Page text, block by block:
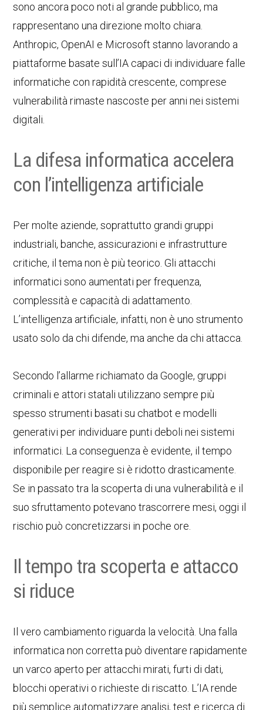
sono ancora poco noti al grande pubblico, ma
rappresentano una direzione molto chiara.
Anthropic, OpenAI e Microsoft stanno lavorando a
piattaforme basate sull’IA capaci di individuare falle
informatiche con rapidità crescente, comprese
vulnerabilità rimaste nascoste per anni nei sistemi
digitali.
La difesa informatica accelera
con l’intelligenza artificiale
Per molte aziende, soprattutto grandi gruppi
industriali, banche, assicurazioni e infrastrutture
critiche, il tema non è più teorico. Gli attacchi
informatici sono aumentati per frequenza,
complessità e capacità di adattamento.
L’intelligenza artificiale, infatti, non è uno strumento
usato solo da chi difende, ma anche da chi attacca.
Secondo l’allarme richiamato da Google, gruppi
criminali e attori statali utilizzano sempre più
spesso strumenti basati su chatbot e modelli
generativi per individuare punti deboli nei sistemi
informatici. La conseguenza è evidente, il tempo
disponibile per reagire si è ridotto drasticamente.
Se in passato tra la scoperta di una vulnerabilità e il
suo sfruttamento potevano trascorrere mesi, oggi il
rischio può concretizzarsi in poche ore.
Il tempo tra scoperta e attacco
si riduce
Il vero cambiamento riguarda la velocità. Una falla
informatica non corretta può diventare rapidamente
un varco aperto per attacchi mirati, furti di dati,
blocchi operativi o richieste di riscatto. L’IA rende
più semplice automatizzare analisi, test e ricerca di